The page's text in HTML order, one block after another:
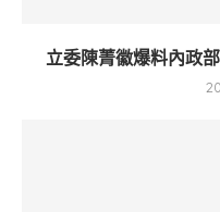
立委陳菁徽爆料內政